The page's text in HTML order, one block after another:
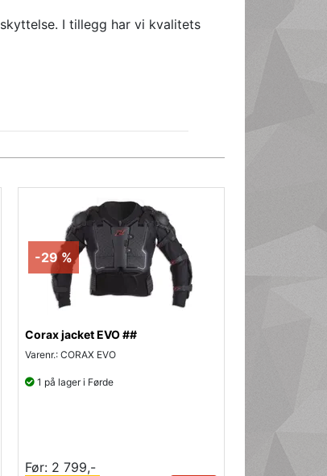
I tillegg har vi kvalitets
-29 %
Corax jacket EVO ##
Varenr.: CORAX EVO
1 på lager i Førde
Før: 2 799,-